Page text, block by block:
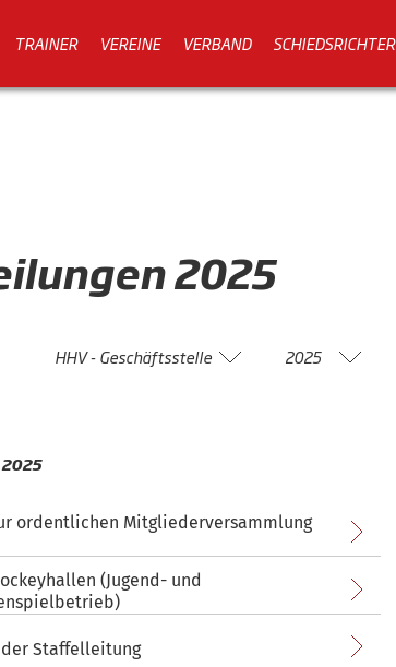
TRAINER VEREINE VERBAND SCHIEDSRICHTER
2025
HHV - Geschäftsstelle 2025
ordentlichen Mitgliederversammlung
(Jugend- und
Staffelleitung